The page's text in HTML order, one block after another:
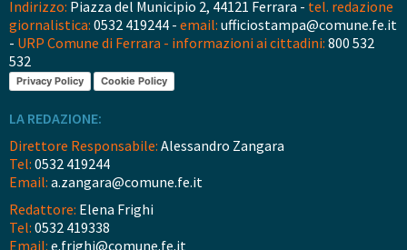
Indirizzo: Piazza del Municipio 2, 44121 Ferrara - tel. redazione
giornalistica: 0532 419244 - email: ufficiostampa@comune.fe.it
- URP Comune di Ferrara - informazioni ai cittadini: 800 532
532
Privacy Policy Cookie Policy
LA REDAZIONE:
Direttore Responsabile: Alessandro Zangara
Tel: 0532 419244
Email: a.zangara@comune.fe.it
Redattore: Elena Frighi
Tel: 0532 419338
Email: e.frighi@comune.fe.it